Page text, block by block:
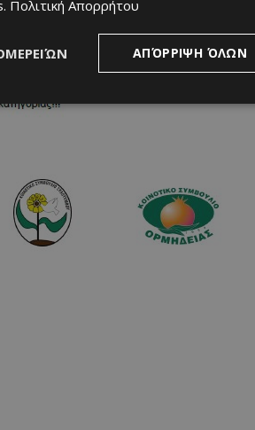
. Πολιτική Απορρήτου
ΑΠΌΡΡΙΨΗ ΌΛΩΝ